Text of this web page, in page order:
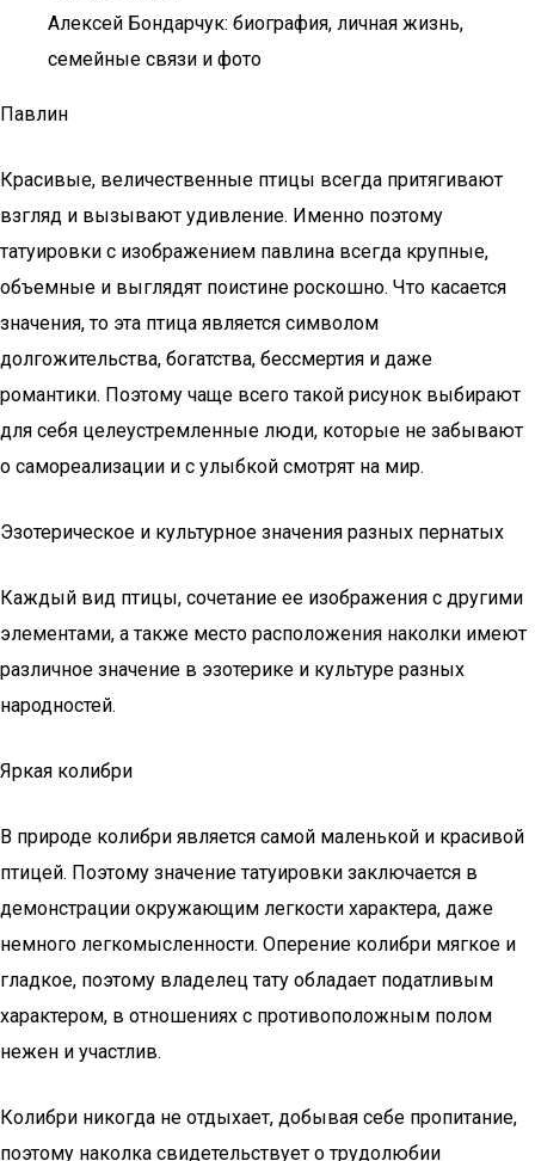
Алексей Бондарчук: биография, личная жизнь,
семейные связи и фото
Павлин
Красивые, величественные птицы всегда притягивают
взгляд и вызывают удивление. Именно поэтому
татуировки с изображением павлина всегда крупные,
объемные и выглядят поистине роскошно. Что касается
значения, то эта птица является символом
долгожительства, богатства, бессмертия и даже
романтики. Поэтому чаще всего такой рисунок выбирают
для себя целеустремленные люди, которые не забывают
о самореализации и с улыбкой смотрят на мир.
Эзотерическое и культурное значения разных пернатых
Каждый вид птицы, сочетание ее изображения с другими
элементами, а также место расположения наколки имеют
различное значение в эзотерике и культуре разных
народностей.
Яркая колибри
В природе колибри является самой маленькой и красивой
птицей. Поэтому значение татуировки заключается в
демонстрации окружающим легкости характера, даже
немного легкомысленности. Оперение колибри мягкое и
гладкое, поэтому владелец тату обладает податливым
характером, в отношениях с противоположным полом
нежен и участлив.
Колибри никогда не отдыхает, добывая себе пропитание,
поэтому наколка свидетельствует о трудолюбии